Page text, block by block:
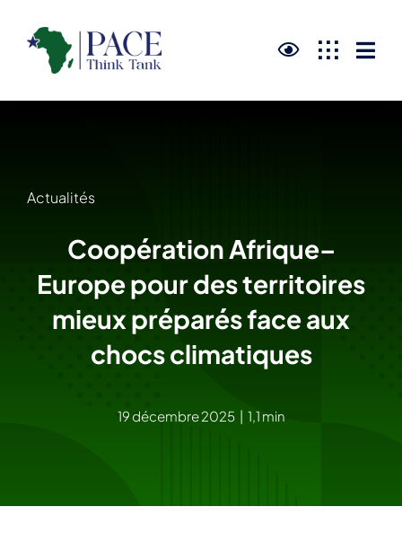
content
Actualités
Coopération Afrique–
Europe pour des territoires
mieux préparés face aux
chocs climatiques
19 décembre 2025 | 1,1 min